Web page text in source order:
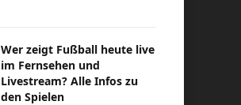
Wer zeigt Fußball heute live
im Fernsehen und
Livestream? Alle Infos zu
den Spielen